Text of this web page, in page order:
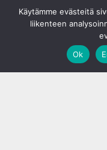
Käytämme evästeitä
liikenteen
Ok